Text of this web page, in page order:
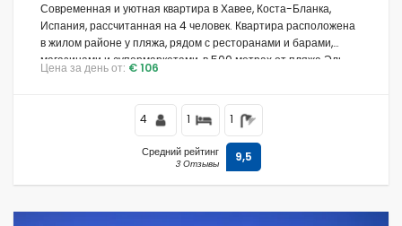
Условия
Современная и уютная квартира в Хавее, Коста-Бланка,
Испания, рассчитанная на 4 человек. Квартира расположена
в жилом районе у пляжа, рядом с ресторанами и барами,
магазинами и супермаркетами, в 500 метрах от пляжа Эль-
Ареналь.
Цена за день от: € 106
4 1 1
Средний рейтинг
3 Отзывы 9,5